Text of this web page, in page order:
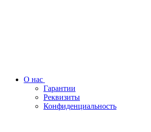
О нас
Гарантии
Реквизиты
Конфиденциальность